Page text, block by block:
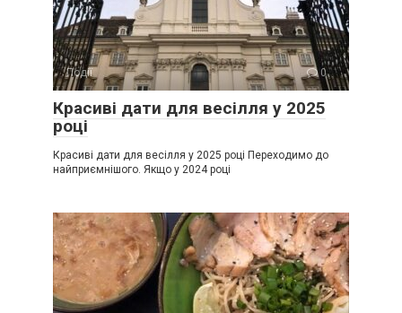
Події 0
Красиві дати для весілля у 2025
році
Красиві дати для весілля у 2025 році Переходимо до
найприємнішого. Якщо у 2024 році